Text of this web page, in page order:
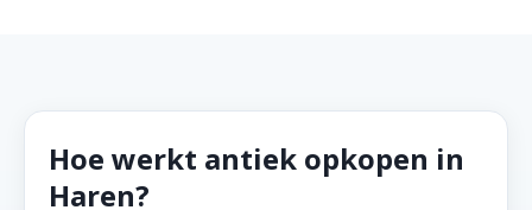
Hoe werkt antiek opkopen in
Haren?